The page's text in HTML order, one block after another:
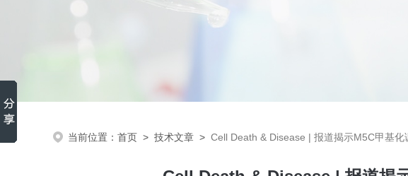
当前位置： 首页 > 技术文章 > Cell Death & Disease | 报道揭示M5C甲基